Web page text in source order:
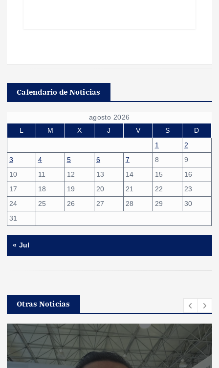
Calendario de Noticias
agosto 2026
L
M X J V S
D
1
2
3
4 5 6 7 8
9
10
11 12 13 14 15
16
17
18 19 20 21 22
23
24
25 26 27 28 29
30
31
« Jul
Otras Noticias